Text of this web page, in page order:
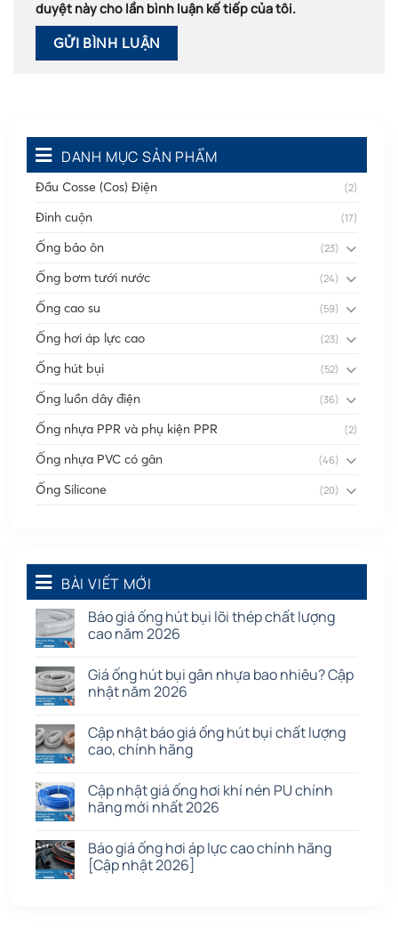
duyệt này cho lần bình luận kế tiếp của tôi.
DANH MỤC SẢN PHẨM
Đầu Cosse (Cos) Điện (2)
Đinh cuộn (17)
Ống bảo ôn (23)
Ống bơm tưới nước (24)
Ống cao su (59)
Ống hơi áp lực cao (23)
Ống hút bụi (52)
Ống luồn dây điện (36)
Ống nhựa PPR và phụ kiện PPR (2)
Ống nhựa PVC có gân (46)
Ống Silicone (20)
Quạt dân dụng
Tấm cao su
BÀI VIẾT MỚI
Báo giá ống hút bụi lõi thép chất lượng
cao năm 2026
Giá ống hút bụi gân nhựa bao nhiêu? Cập
nhật năm 2026
Cập nhật báo giá ống hút bụi chất lượng
cao, chính hãng
Cập nhật giá ống hơi khí nén PU chính
hãng mới nhất 2026
Báo giá ống hơi áp lực cao chính hãng
[Cập nhật 2026]